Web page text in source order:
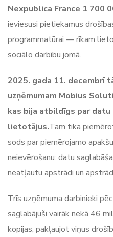
Nexpublica France 1 700
ieviesusi pietiekamus
programmatūrai — rīkam
sociālo darbību jomā.
2025. gada 11. decembrī
uzņēmumam Mobius
kas bija atbildīgs par datu
lietotājus.Tam tika
sods par piemērojamo
neievērošanu: datu
neatļautu apstrādi un
Trīs uzņēmuma darbinieki
saglabājuši vairāk nekā 46
kopijas, pakļaujot viņus